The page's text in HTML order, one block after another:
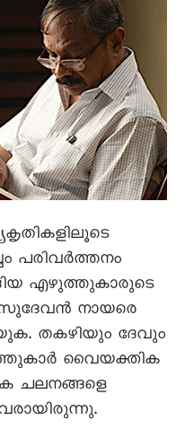
എഴുത്തുകാരുടെ
നായരെ
തകഴിയും ദേവും
വൈയക്തിക
ചലനങ്ങളെ